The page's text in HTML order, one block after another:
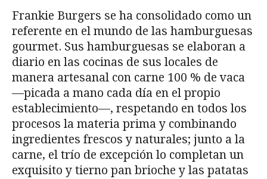
Frankie Burgers se ha consolidado como un
referente en el mundo de las hamburguesas
gourmet. Sus hamburguesas se elaboran a
diario en las cocinas de sus locales de
manera artesanal con carne 100 % de vaca
—picada a mano cada día en el propio
establecimiento—, respetando en todos los
procesos la materia prima y combinando
ingredientes frescos y naturales; junto a la
carne, el trío de excepción lo completan un
exquisito y tierno pan brioche y las patatas